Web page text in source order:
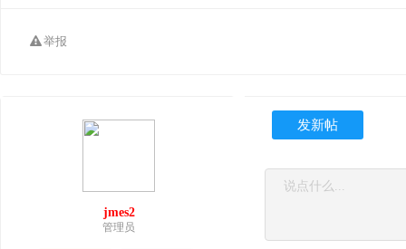
举报
发新帖
jmes2
管理员